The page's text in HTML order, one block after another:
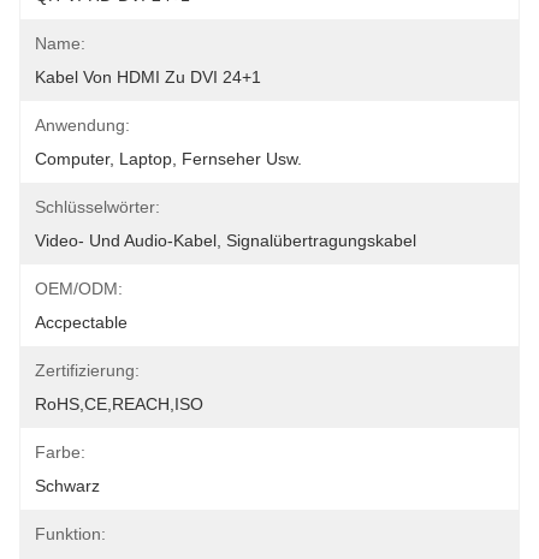
Name:
Kabel Von HDMI Zu DVI 24+1
Anwendung:
Computer, Laptop, Fernseher Usw.
Schlüsselwörter:
Video- Und Audio-Kabel, Signalübertragungskabel
OEM/ODM:
Accpectable
Zertifizierung:
RoHS,CE,REACH,ISO
Farbe:
Schwarz
Funktion: